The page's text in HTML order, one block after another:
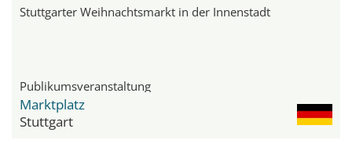
Stuttgarter Weihnachtsmarkt in der Innenstadt
Publikumsveranstaltung
Marktplatz
Stuttgart